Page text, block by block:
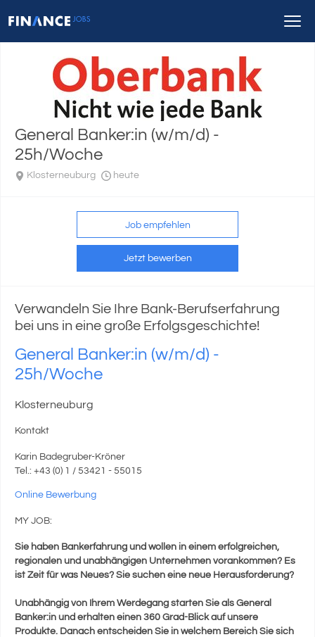
General Banker:in (w/m/d) -
25h/Woche
Klosterneuburg heute
Job empfehlen
Jetzt bewerben
Verwandeln Sie Ihre Bank-Berufserfahrung
bei uns in eine große Erfolgsgeschichte!
General Banker:in (w/m/d) -
25h/Woche
Klosterneuburg
Kontakt
Karin Badegruber-Kröner
Tel.: +43 (0) 1 / 53421 - 55015
Online Bewerbung
MY JOB:
Sie haben Bankerfahrung und wollen in einem erfolgreichen,
regionalen und unabhängigen Unternehmen vorankommen? Es
ist Zeit für was Neues? Sie suchen eine neue Herausforderung?
Unabhängig von Ihrem Werdegang starten Sie als General
Banker:in und erhalten einen 360 Grad-Blick auf unsere
Produkte. Danach entscheiden Sie in welchem Bereich Sie sich